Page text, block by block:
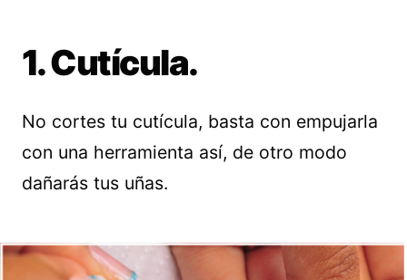
1. Cutícula.
No cortes tu cutícula, basta con empujarla
con una herramienta así, de otro modo
dañarás tus uñas.